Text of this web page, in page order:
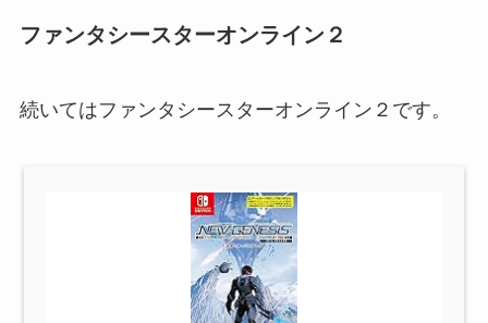
ファンタシースターオンライン２
続いてはファンタシースターオンライン２です。